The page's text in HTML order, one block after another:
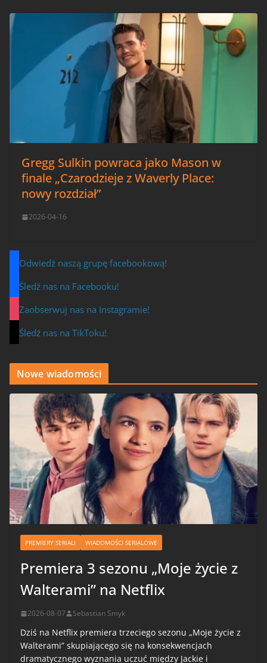
Gregg Sulkin powraca jako Mason w
finale „Czarodzieje z Waverly Place:
nowy rozdział”
2026-04-16
Odwiedź naszą grupę facebookową!
Śledź nas na Facebooku!
Zaobserwuj nas na Instagramie!
Śledź nas na TikToku!
Nowe wiadomości
PREMIERY SERIALI WIADOMOŚCI SERIALOWE
Premiera 3 sezonu „Moje życie z
Walterami” na Netflix
2026-08-07 Sebastian Smyk
Dziś na Netflix premiera trzeciego sezonu „Moje życie z
Walterami” skupiającego się na konsekwencjach
dramatycznego wyznania uczuć między Jackie i